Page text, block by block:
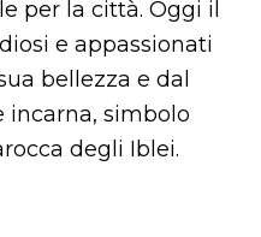
per la città. Oggi il
e appassionati
bellezza e dal
incarna, simbolo
degli Iblei.